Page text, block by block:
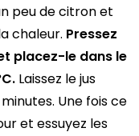
peu de citron et
chaleur. Pressez
placez-le dans le
Laissez le jus
Une fois ce
et essuyez les